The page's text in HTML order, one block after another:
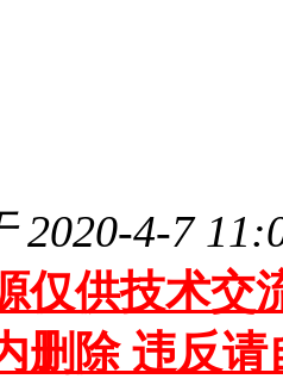
2020-4-7
仅供技术交
删除 违反